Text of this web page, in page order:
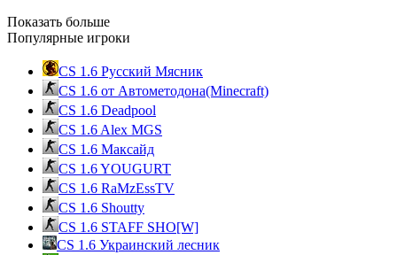
Показать больше
Популярные игроки
CS 1.6 Русский Мясник
CS 1.6 от Автометодона(Minecraft)
CS 1.6 Deadpool
CS 1.6 Alex MGS
CS 1.6 Максайд
CS 1.6 YOUGURT
CS 1.6 RaMzEssTV
CS 1.6 Shoutty
CS 1.6 STAFF SHO[W]
CS 1.6 Украинский лесник